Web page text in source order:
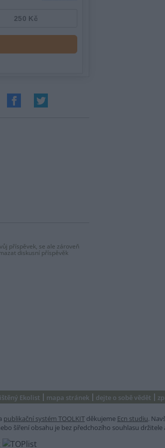
příspěvek, se ale zároveň
diskusní příspěvěk
Ekolist mapa stránek dejte o sobě vědět
publikační systém TOOLKIT děkujeme Ecn studiu.
šíření obsahu je bez předchozího souhlasu